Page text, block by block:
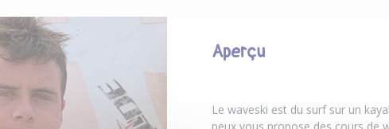
Aperçu
Le waveski est du surf sur un